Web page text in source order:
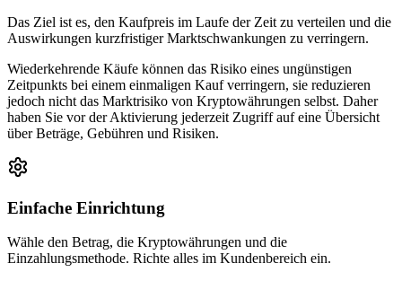
Das Ziel ist es, den Kaufpreis im Laufe der Zeit zu verteilen und die
Auswirkungen kurzfristiger Marktschwankungen zu verringern.
Wiederkehrende Käufe können das Risiko eines ungünstigen
Zeitpunkts bei einem einmaligen Kauf verringern, sie reduzieren
jedoch nicht das Marktrisiko von Kryptowährungen selbst. Daher
haben Sie vor der Aktivierung jederzeit Zugriff auf eine Übersicht
über Beträge, Gebühren und Risiken.
Einfache Einrichtung
Wähle den Betrag, die Kryptowährungen und die
Einzahlungsmethode. Richte alles im Kundenbereich ein.